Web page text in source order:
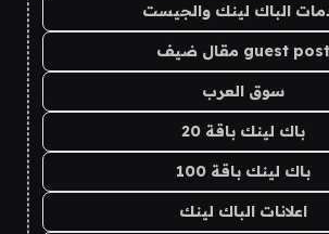
الباك لينك والجيست
guest post مقال ضيف
سوق العرب
باك لينك باقة 20
باك لينك باقة 100
اعلانات الباك لينك